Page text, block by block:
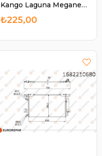
Kango Laguna Megane
Ciftli WWP465 |
INWELLS 016011
₺225,00